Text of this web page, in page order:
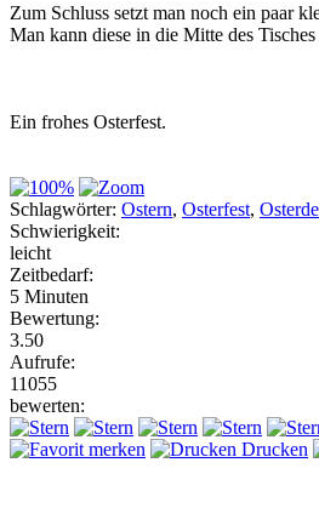
Zum Schluss setzt man noch ein paar
Man kann diese in die Mitte des
Ein frohes Osterfest.
Schlagwörter: Ostern, Osterfest,
Schwierigkeit:
leicht
Zeitbedarf:
5 Minuten
Bewertung:
3.50
Aufrufe:
11055
bewerten:
merken Drucken